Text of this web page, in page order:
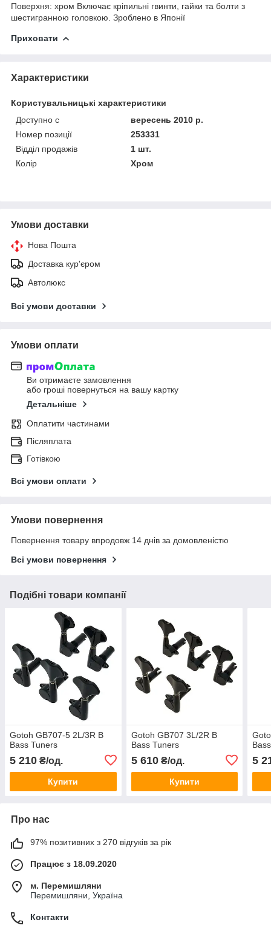
Поверхня: хром Включає кріпильні гвинти, гайки та болти з
шестигранною головкою. Зроблено в Японії
Приховати
Характеристики
Користувальницькі характеристики
Доступно с
вересень 2010 р.
Номер позиції
253331
Відділ продажів
1 шт.
Колір
Хром
Умови доставки
Нова Пошта
Доставка кур'єром
Автолюкс
Всі умови доставки
Умови оплати
Ви отримаєте замовлення
або гроші повернуться на вашу картку
Детальніше
Оплатити частинами
Післяплата
Готівкою
Всі умови оплати
Умови повернення
Повернення товару впродовж 14 днів за домовленістю
Всі умови повернення
Подібні товари компанії
Gotoh GB707-5 2L/3R B
Bass Tuners
5 210 ₴/од.
Купити
Gotoh GB707 3L/2R B
Bass Tuners
5 610₴/од.
Купити
5
Про нас
97% позитивних з 270 відгуків за рік
Працює з 18.09.2020
м. Перемишляни
Перемишляни, Україна
Контакти